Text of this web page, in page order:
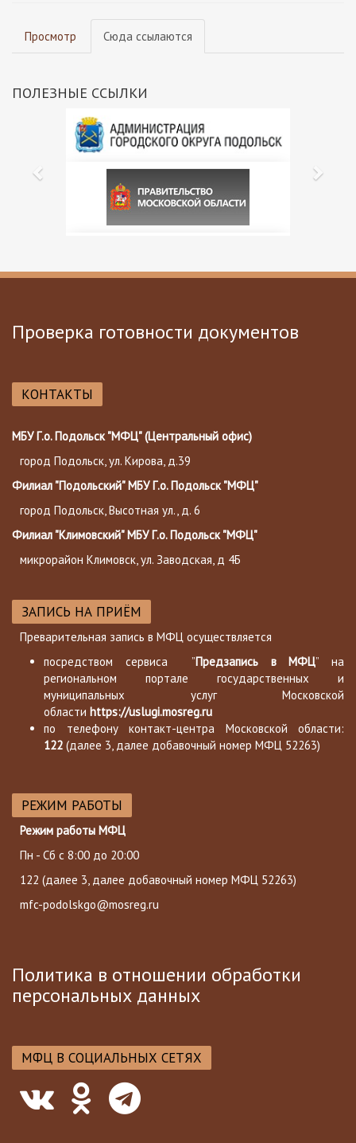
Главные
вкладки
Просмотр Сюда ссылаются
вкладка)
ПОЛЕЗНЫЕ ССЫЛКИ
Проверка готовности документов
КОНТАКТЫ
МБУ Г.о. Подольск "МФЦ" (Центральный офис)
город Подольск, ул. Кирова, д.39
Филиал "Подольский" МБУ Г.о. Подольск "МФЦ"
город Подольск, Высотная ул., д. 6
Филиал "Климовский" МБУ Г.о. Подольск "МФЦ"
микрорайон Климовск, ул. Заводская, д 4Б
ЗАПИСЬ НА ПРИЁМ
Преварительная запись в МФЦ осуществляется
посредством сервиса ”Предзапись в МФЦ” на
региональном портале государственных и
муниципальных услуг Московской
области https://uslugi.mosreg.ru
по телефону контакт-центра Московской области:
122 (далее 3, далее добавочный номер МФЦ 52263)
РЕЖИМ РАБОТЫ
Режим работы МФЦ
Пн - Сб с 8:00 до 20:00
122 (далее 3, далее добавочный номер МФЦ 52263)
mfc-podolskgo@mosreg.ru
Политика в отношении обработки
персональных данных
МФЦ В СОЦИАЛЬНЫХ СЕТЯХ